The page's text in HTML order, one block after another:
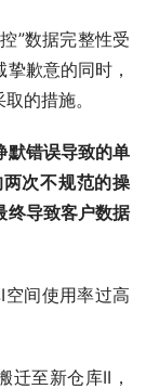
”数据完整性受
歉意的同时，
的措施。
默错误导致的单
次不规范的操
终导致客户数据
空间使用率过高
迁至新仓库II，